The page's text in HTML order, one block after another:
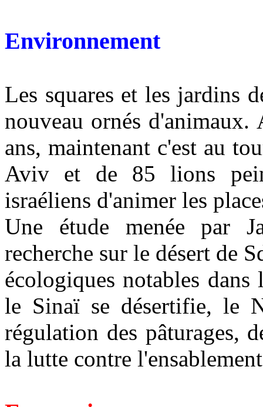
Environnement
Les squares et les jardins
nouveau ornés
ans, maintenant c'est au
Aviv et de 85 lions
israéliens d'animer les
Une étude menée par
recherche sur le désert de
écologiques notables
le Sinaï se désertifie, le
régulation des pâturages,
la lutte contre